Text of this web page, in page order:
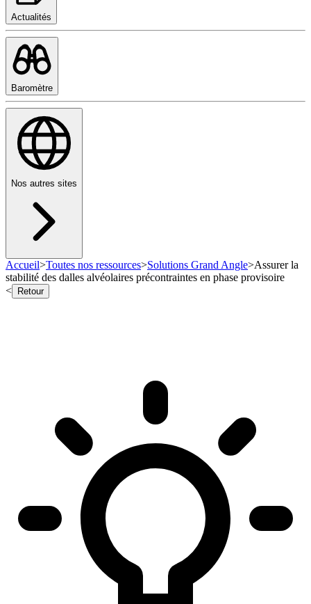
Actualités
Baromètre
Nos autres sites
Accueil>Toutes nos ressources>Solutions Grand Angle>Assurer la
stabilité des dalles alvéolaires précontraintes en phase provisoire
<
Retour